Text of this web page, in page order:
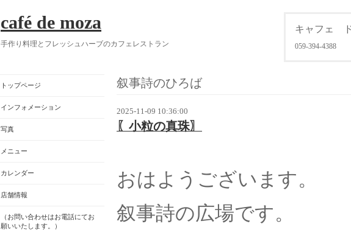
キャフェ
059-394-4388
café de moza
手作り料理とフレッシュハーブのカフェレストラン
叙事詩のひろば
2025-11-09 10:36:00
〖小粒の真珠〗
おはようございます。
叙事詩の広場です。
トップページ
インフォメーション
写真
メニュー
カレンダー
店舗情報
（お問い合わせはお電話にてお
願いいたします。）